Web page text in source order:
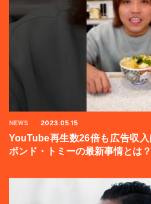
NEWS 2023.05.15
YouTube再生数26倍も広告収
ボンド・トミーの最新事情とは？